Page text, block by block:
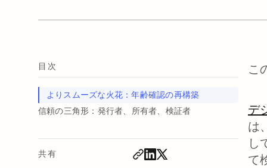
目次
よりスムーズな火花：年齢確認の再構築
信頼の三角形：発行者、所有者、検証者
共有
こ
デ
は
し
て